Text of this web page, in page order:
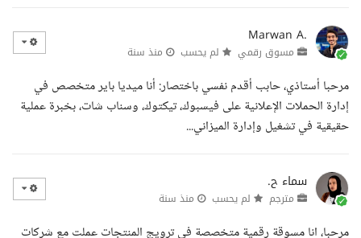
Marwan A.
مسوق رقمي لم يحسب منذ سنة
مرحبا أستاذي، حابب أقدم نفسي باختصار: أنا ميديا باير متخصص في
إدارة الحملات الإعلانية على فيسبوك، تيكتوك، وسناب شات، بخبرة عملية
حقيقية في تشغيل وإدارة الميزاني...
سماء ح.
مترجم لم يحسب منذ سنة
مرحبا، انا مسوقة رقمية متخصصة في ترويج المنتجات عملت مع شركات